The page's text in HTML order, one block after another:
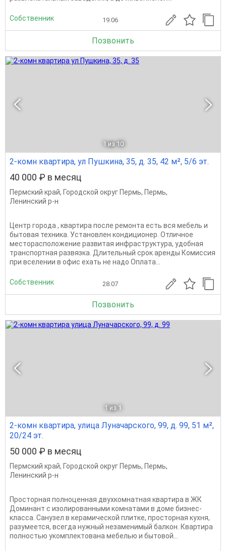
Собственник 19.06
Позвонить
1 из 10
2-комн квартира, ул Пушкина, 35, д. 35, 42 м², 5/6 эт.
40 000 ₽ в месяц
Пермский край, Городской округ Пермь, Пермь,
Ленинский р-н
Центр города , квартира после ремонта есть вся мебель и
бытовая техника. Установлен кондиционер. Отличное
месторасположение развитая инфраструктура, удобная
транспортная развязка. Длительный срок аренды Комиссия
при вселении в офис ехать не надо Оплата...
Собственник 28.07
Позвонить
1 из 1
2-комн квартира, улица Луначарского, 99, д. 99, 51 м²,
20/24 эт.
50 000 ₽ в месяц
Пермский край, Городской округ Пермь, Пермь,
Ленинский р-н
Просторная полноценная двухкомнатная квартира в ЖК
Доминант с изолированными комнатами в доме бизнес-
класса. Санузел в керамической плитке, просторная кухня,
разумеется, всегда нужный незаменимый балкон. Квартира
полностью укомплектована мебелью и бытовой...